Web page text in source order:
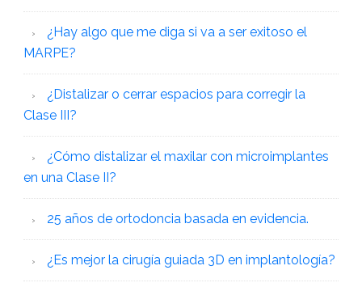
¿Hay algo que me diga si va a ser exitoso el
MARPE?
¿Distalizar o cerrar espacios para corregir la
Clase III?
¿Cómo distalizar el maxilar con microimplantes
en una Clase II?
25 años de ortodoncia basada en evidencia.
¿Es mejor la cirugía guiada 3D en implantología?